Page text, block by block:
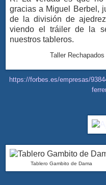
gracias a Miguel Berbel,
de la división de
viendo el tráiler de la
nuestros tableros.
Taller
https://forbes.es/empresas/
Tablero Gambito de Dama